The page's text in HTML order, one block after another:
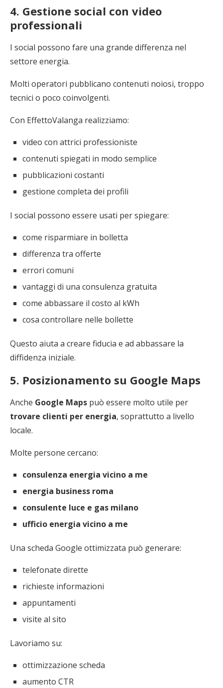
4. Gestione social con video
professionali
I social possono fare una grande differenza nel
settore energia.
Molti operatori pubblicano contenuti noiosi, troppo
tecnici o poco coinvolgenti.
Con EffettoValanga realizziamo:
video con attrici professioniste
contenuti spiegati in modo semplice
pubblicazioni costanti
gestione completa dei profili
I social possono essere usati per spiegare:
come risparmiare in bolletta
differenza tra offerte
errori comuni
vantaggi di una consulenza gratuita
come abbassare il costo al kWh
cosa controllare nelle bollette
Questo aiuta a creare fiducia e ad abbassare la
diffidenza iniziale.
5. Posizionamento su Google Maps
Anche Google Maps può essere molto utile per
trovare clienti per energia, soprattutto a livello
locale.
Molte persone cercano:
consulenza energia vicino a me
energia business roma
consulente luce e gas milano
ufficio energia vicino a me
Una scheda Google ottimizzata può generare:
telefonate dirette
richieste informazioni
appuntamenti
visite al sito
Lavoriamo su:
ottimizzazione scheda
aumento CTR